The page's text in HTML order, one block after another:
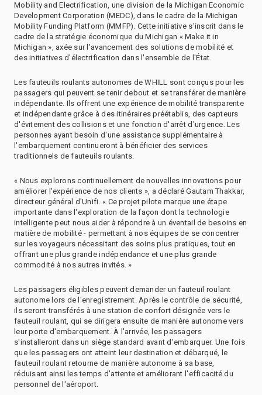
Mobility and Electrification, une division de la Michigan Economic
Development Corporation (MEDC), dans le cadre de la Michigan
Mobility Funding Platform (MMFP). Cette initiative s'inscrit dans le
cadre de la stratégie économique du Michigan « Make it in
Michigan », axée sur l'avancement des solutions de mobilité et
des initiatives d'électrification dans l'ensemble de l'État.
Les fauteuils roulants autonomes de WHILL sont conçus pour les
passagers qui peuvent se tenir debout et se transférer de manière
indépendante. Ils offrent une expérience de mobilité transparente
et indépendante grâce à des itinéraires préétablis, des capteurs
d'évitement des collisions et une fonction d'arrêt d'urgence. Les
personnes ayant besoin d'une assistance supplémentaire à
l'embarquement continueront à bénéficier des services
traditionnels de fauteuils roulants.
« Nous explorons continuellement de nouvelles innovations pour
améliorer l'expérience de nos clients », a déclaré Gautam Thakkar,
directeur général d'Unifi. « Ce projet pilote marque une étape
importante dans l'exploration de la façon dont la technologie
intelligente peut nous aider à répondre à un éventail de besoins en
matière de mobilité - permettant à nos équipes de se concentrer
sur les voyageurs nécessitant des soins plus pratiques, tout en
offrant une plus grande indépendance et une plus grande
commodité à nos autres invités. »
Les passagers éligibles peuvent demander un fauteuil roulant
autonome lors de l'enregistrement. Après le contrôle de sécurité,
ils seront transférés à une station de confort désignée vers le
fauteuil roulant, qui se dirigera ensuite de manière autonome vers
leur porte d'embarquement. À l'arrivée, les passagers
s'installeront dans un siège standard avant d'embarquer. Une fois
que les passagers ont atteint leur destination et débarqué, le
fauteuil roulant retourne de manière autonome à sa base,
réduisant ainsi les temps d'attente et améliorant l'efficacité du
personnel de l'aéroport.